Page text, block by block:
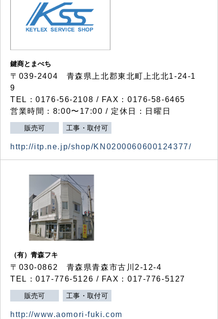
鍵商とまべち
〒039-2404 青森県上北郡東北町上北北1-24-1
9
TEL：0176-56-2108 / FAX：0176-58-6465
営業時間：8:00〜17:00 / 定休日：日曜日
販売可 工事・取付可
http://itp.ne.jp/shop/KN0200060600124377/
（有）青森フキ
〒030-0862 青森県青森市古川2-12-4
TEL：017-776-5126 / FAX：017-776-5127
販売可 工事・取付可
http://www.aomori-fuki.com